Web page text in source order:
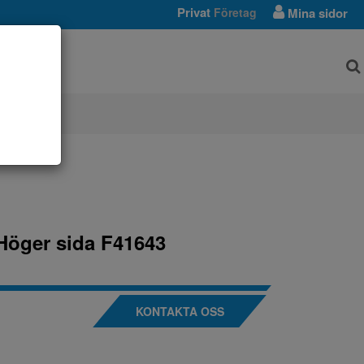
Mina sidor
Privat Företag
sida F41643
KONTAKTA OSS